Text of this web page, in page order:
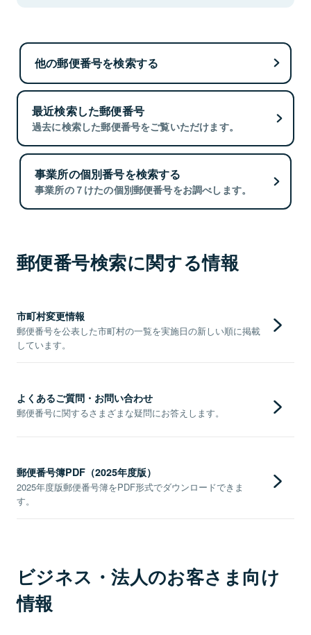
他の郵便番号を検索する
最近検索した郵便番号
過去に検索した郵便番号をご覧いただけます。
事業所の個別番号を検索する
事業所の７けたの個別郵便番号をお調べします。
郵便番号検索に関する情報
市町村変更情報
郵便番号を公表した市町村の一覧を実施日の新しい順に掲載
しています。
よくあるご質問・お問い合わせ
郵便番号に関するさまざまな疑問にお答えします。
郵便番号簿PDF（2025年度版）
2025年度版郵便番号簿をPDF形式でダウンロードできま
す。
ビジネス・法人のお客さま向け
情報